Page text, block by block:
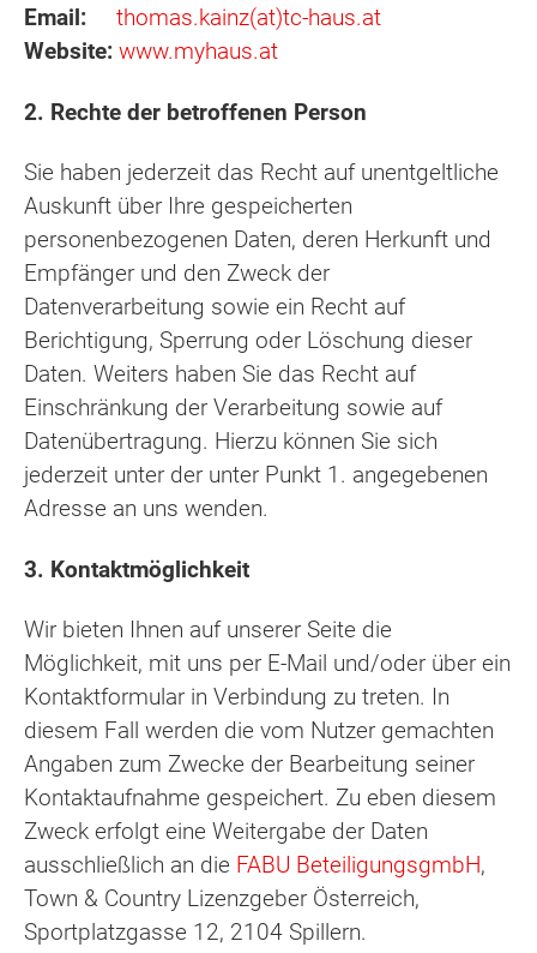
Email:
thomas.kainz(at)tc-haus.at
Website: www.myhaus.at
2. Rechte der betroffenen Person
Sie haben jederzeit das Recht auf unentgeltliche
Auskunft über Ihre gespeicherten
personenbezogenen Daten, deren Herkunft und
Empfänger und den Zweck der
Datenverarbeitung sowie ein Recht auf
Berichtigung, Sperrung oder Löschung dieser
Daten. Weiters haben Sie das Recht auf
Einschränkung der Verarbeitung sowie auf
Datenübertragung. Hierzu können Sie sich
jederzeit unter der unter Punkt 1. angegebenen
Adresse an uns wenden.
3. Kontaktmöglichkeit
Wir bieten Ihnen auf unserer Seite die
Möglichkeit, mit uns per E-Mail und/oder über ein
Kontaktformular in Verbindung zu treten. In
diesem Fall werden die vom Nutzer gemachten
Angaben zum Zwecke der Bearbeitung seiner
Kontaktaufnahme gespeichert. Zu eben diesem
Zweck erfolgt eine Weitergabe der Daten
ausschließlich an die FABU BeteiligungsgmbH,
Town & Country Lizenzgeber Österreich,
Sportplatzgasse 12, 2104 Spillern.